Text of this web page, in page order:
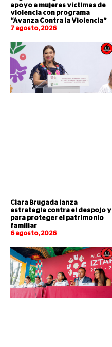
apoyo a mujeres víctimas de
violencia con programa
“Avanza Contra la Violencia”
7 agosto, 2026
Clara Brugada lanza
estrategia contra el despojo y
para proteger el patrimonio
familiar
6 agosto, 2026